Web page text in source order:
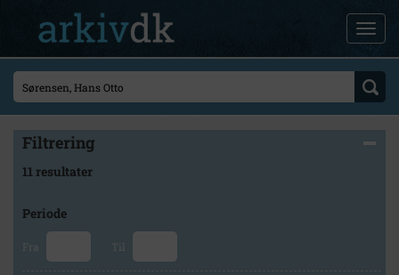
Filtrering
11 resultater
Periode
Fra Til